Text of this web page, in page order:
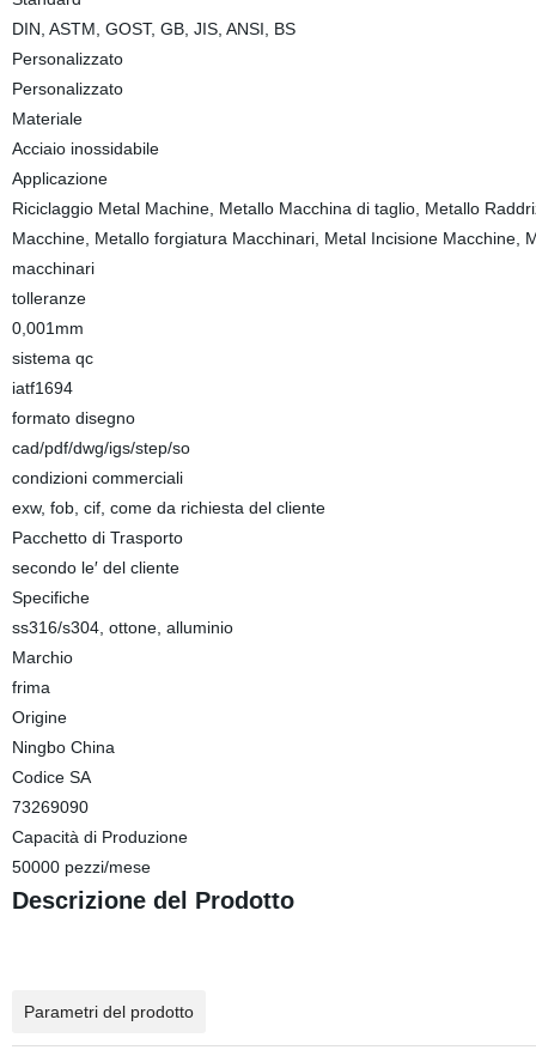
DIN, ASTM, GOST, GB, JIS, ANSI, BS
Personalizzato
Personalizzato
Materiale
Acciaio inossidabile
Applicazione
Riciclaggio Metal Machine, Metallo Macchina di taglio, Metallo
Macchine, Metallo forgiatura Macchinari, Metal Incisione Macchine,
macchinari
tolleranze
0,001mm
sistema qc
iatf1694
formato disegno
cad/pdf/dwg/igs/step/so
condizioni commerciali
exw, fob, cif, come da richiesta del cliente
Pacchetto di Trasporto
secondo le′ del cliente
Specifiche
ss316/s304, ottone, alluminio
Marchio
frima
Origine
Ningbo China
Codice SA
73269090
Capacità di Produzione
50000 pezzi/mese
Descrizione del Prodotto
Parametri del prodotto